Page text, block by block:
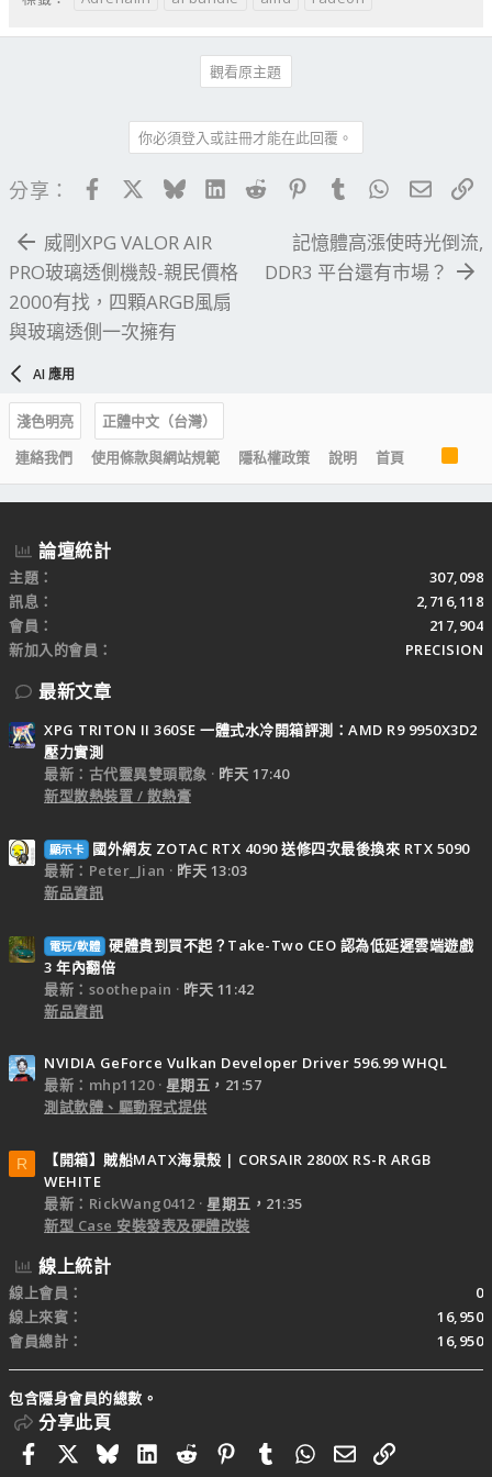
觀看原主題
你必須登入或註冊才能在此回覆。
分享： FacebookBlueskyLinkedIn
Reddit PinterestTumblrWhatsApp
電子
威剛XPG VALOR AIR
PRO玻璃透側機殼-親民價格
2000有找，四顆ARGB風扇
與玻璃透側一次擁有
記憶體高漲使時光倒流,
DDR3 平台還有市場？
AI 應用
淺色明亮
正體中文（台灣）
連絡我們
使用條款與網站規範 隱私權政策 說明 首頁
R
S
S
論壇統計
主題
307,098
訊息
2,716,118
會員
217,904
新加入的會員
PRECISION
最新文章
XPG TRITON II 360SE 一體式水冷開箱評測：AMD R9 9950X3D2
壓力實測
最新：古代靈異雙頭戰象
昨天 17:40
新型散熱裝置 / 散熱膏
顯示卡
國外網友 ZOTAC RTX 4090 送修四次最後換來 RTX 5090
最新：Peter_Jian
昨天 13:03
新品資訊
電玩/軟體 硬體貴到買不起？Take-Two CEO 認為低延遲雲端遊戲
3 年內翻倍
最新：soothepain
昨天 11:42
新品資訊
NVIDIA GeForce Vulkan Developer Driver 596.99 WHQL
最新：mhp1120
星期五，21:57
測試軟體、驅動程式提供
R
【開箱】賊船MATX海景殼 | CORSAIR 2800X RS-R ARGB
WEHITE
最新：RickWang0412
星期五，21:35
新型 Case 安裝發表及硬體改裝
線上統計
線上會員
0
線上來賓
16,950
會員總計
16,950
包含隱身會員的總數。
分享此頁
FacebookBlueskyLinkedIn
RedditPinterestTumblrWhatsApp
電子郵件
連結